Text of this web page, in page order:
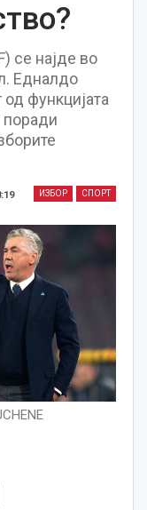
се најде во
Едналдо
функцијата
поради
ИЗБОР СПОРТ